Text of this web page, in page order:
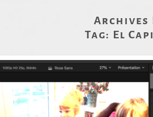
Archives
Tag: El